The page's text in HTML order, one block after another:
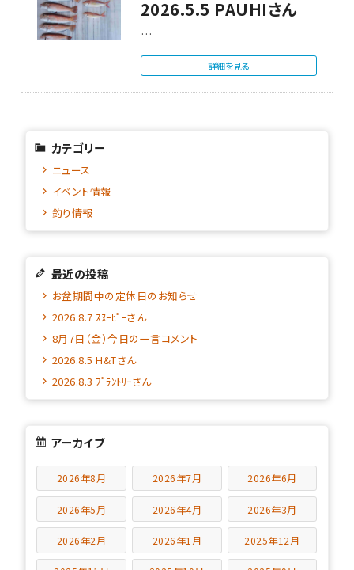
2026.5.5 PAUHIさん
…
詳細を見る
カテゴリー
ニュース
イベント情報
釣り情報
最近の投稿
お盆期間中の定休日のお知らせ
2026.8.7 ｽﾇｰﾋﾟｰさん
8月7日（金）今日の一言コメント
2026.8.5 H&Tさん
2026.8.3 ﾌﾟﾗﾝﾄﾘｰさん
アーカイブ
2026年8月 2026年7月 2026年6月
2026年5月 2026年4月 2026年3月
2026年2月 2026年1月 2025年12月